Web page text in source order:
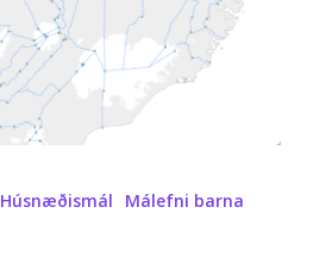
Húsnæðismál
Málefni barna